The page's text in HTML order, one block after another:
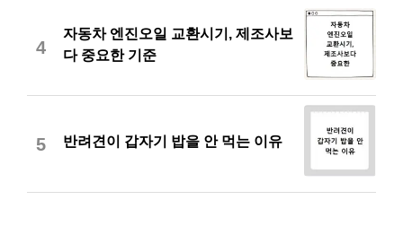
4
자동차 엔진오일 교환시기, 제조사보
다 중요한 기준
5 반려견이 갑자기 밥을 안 먹는 이유